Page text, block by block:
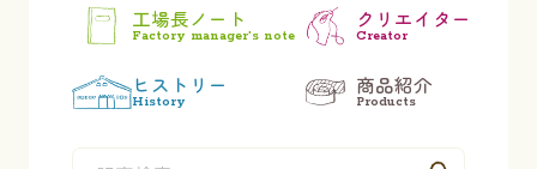
工場長ノート
Factory manager’s note
クリエイター
Creator
ヒストリー
History
商品紹介
Products